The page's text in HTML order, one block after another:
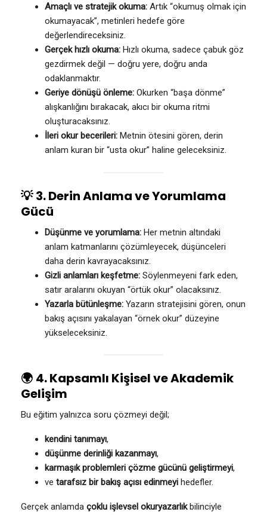
Amaçlı ve stratejik okuma: Artık “okumuş olmak için
okumayacak”, metinleri hedefe göre
değerlendireceksiniz.
Gerçek hızlı okuma: Hızlı okuma, sadece çabuk göz
gezdirmek değil — doğru yere, doğru anda
odaklanmaktır.
Geriye dönüşü önleme: Okurken “başa dönme”
alışkanlığını bırakacak, akıcı bir okuma ritmi
oluşturacaksınız.
İleri okur becerileri: Metnin ötesini gören, derin
anlam kuran bir “usta okur” haline geleceksiniz.
💡3. Derin Anlama ve Yorumlama
Gücü
Düşünme ve yorumlama: Her metnin altındaki
anlam katmanlarını çözümleyecek, düşünceleri
daha derin kavrayacaksınız.
Gizli anlamları keşfetme: Söylenmeyeni fark eden,
satır aralarını okuyan “örtük okur” olacaksınız.
Yazarla bütünleşme: Yazarın stratejisini gören, onun
bakış açısını yakalayan “örnek okur” düzeyine
yükseleceksiniz.
🌍 4. Kapsamlı Kişisel ve Akademik
Gelişim
Bu eğitim yalnızca soru çözmeyi değil;
kendini tanımayı,
düşünme derinliği kazanmayı,
karmaşık problemleri çözme gücünü geliştirmeyi,
ve tarafsız bir bakış açısı edinmeyi hedefler.
Gerçek anlamda çoklu işlevsel okuryazarlıkbilinciyle